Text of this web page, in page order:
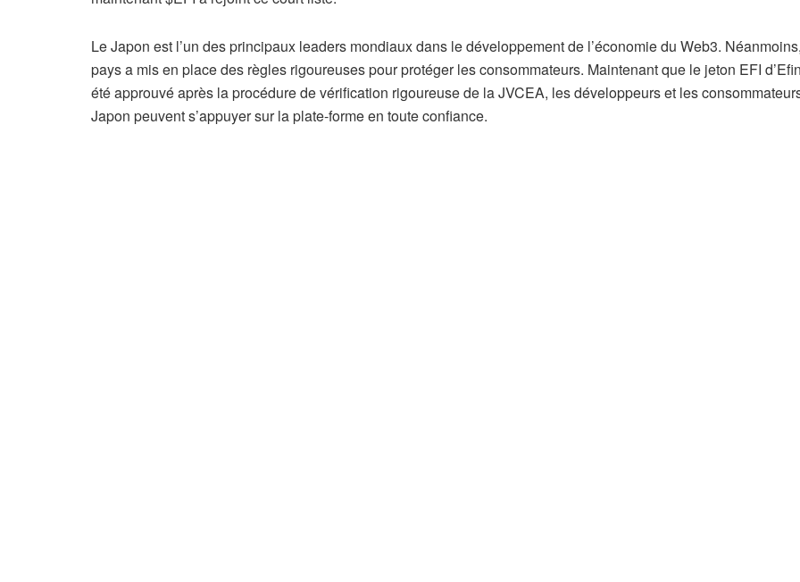
Le Japon est l’un des principaux leaders mondiaux dans le développement de l’économie du Web3.
pays a mis en place des règles rigoureuses pour protéger les consommateurs. Maintenant que le jeton EFI
été approuvé après la procédure de vérification rigoureuse de la JVCEA, les développeurs et les
Japon peuvent s’appuyer sur la plate-forme en toute confiance.